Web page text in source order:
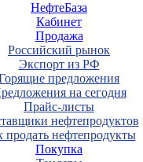
НефтеБаза
Кабинет
Продажа
Российский рынок
Экспорт из РФ
предложения
на сегодня
Прайс-листы
нефтепродуктов
продать нефтепродукты
Покупка